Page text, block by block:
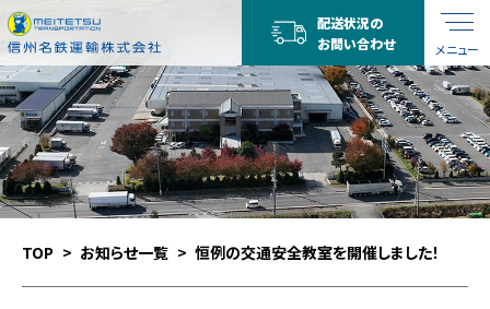
メニュー
配送状況の
お問い合わせ
TOP お知らせ一覧 恒例の交通安全教室を開催しました！